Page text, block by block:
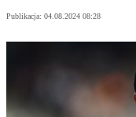
Publikacja: 04.08.2024 08:28